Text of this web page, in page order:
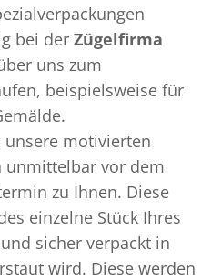
bei der Zügelfirma
uns zum
beispielsweise für
motivierten
unmittelbar vor dem
zu Ihnen. Diese
einzelne Stück Ihres
sicher verpackt in
wird. Diese werden